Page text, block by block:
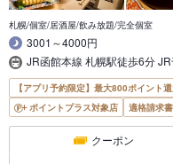
札幌/個室/居酒屋/飲み放題/完全個室
3001～4000円
JR函館本線 札幌駅徒歩6分
【アプリ予約限定】最大800ポイント
ポイントプラス対象店
適格請求
クーポン